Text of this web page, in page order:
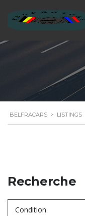
BELFRACARS > LISTINGS
Recherche
Condition